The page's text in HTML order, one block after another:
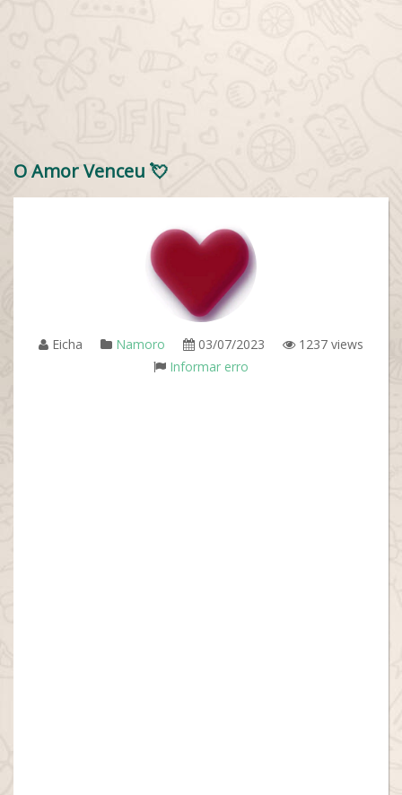
O Amor Venceu 💘
Eicha Namoro 03/07/2023
1237 views
Informar erro